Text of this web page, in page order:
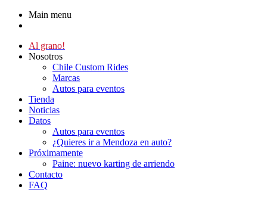
Main menu
Al grano!
Nosotros
Chile Custom Rides
Marcas
Autos para eventos
Tienda
Noticias
Datos
Autos para eventos
¿Quieres ir a Mendoza en auto?
Próximamente
Paine: nuevo karting de arriendo
Contacto
FAQ